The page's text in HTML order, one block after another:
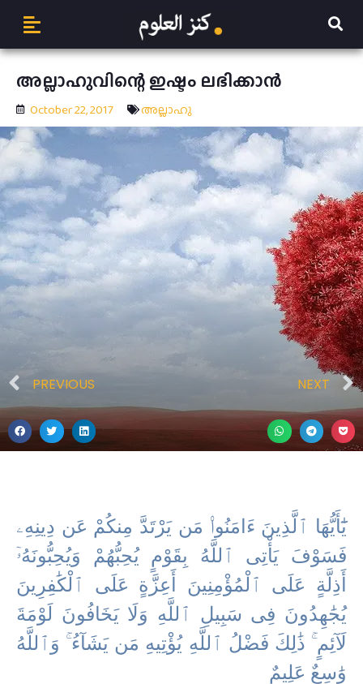
അല്ലാഹുവിന്റെ ഇഷ്ടം ലഭിക്കാന്‍
October 22, 2017 അല്ലാഹു
PREVIOUS NEXT
يَٰٓأَيُّهَا ٱلَّذِينَ ءَامَنُوا۟ مَن يَرْتَدَّ مِنكُمْ عَن دِينِهِۦ
فَسَوْفَ يَأْتِى ٱللَّهُ بِقَوْمٍ يُحِبُّهُمْ وَيُحِبُّونَهُۥٓ
أَذِلَّةٍ عَلَى ٱلْمُؤْمِنِينَ أَعِزَّةٍ عَلَى ٱلْكَٰفِرِينَ
يُجَٰهِدُونَ فِى سَبِيلِ ٱللَّهِ وَلَا يَخَافُونَ لَوْمَةَ
لَآئِمٍ ۚ ذَٰلِكَ فَضْلُ ٱللَّهِ يُؤْتِيهِ مَن يَشَآءُ ۚ وَٱللَّهُ
وَٰسِعٌ عَلِيمٌ